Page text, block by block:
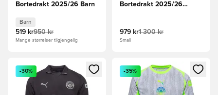
Bortedrakt 2025/26 Barn
Barn
519 kr950 kr
Mange størrelser tilgjengelig
Bortedrakt 2025/26
979 kr1 300 kr
Small
Åpner en Modal for å logge inn eller registrere deg som
-30%
Åpner en Modal for å logge
-35%